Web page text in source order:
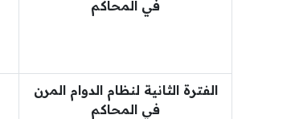
في المحاكم
الفترة الثانية لنظام الدوام المرن
في المحاكم